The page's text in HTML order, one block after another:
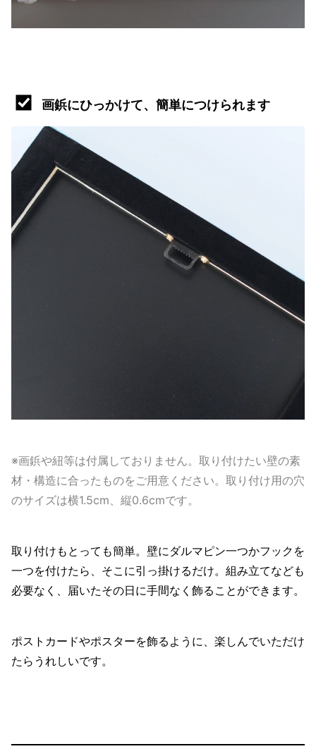
画鋲にひっかけて、簡単につけられます
※画鋲や紐等は付属しておりません。取り付けたい壁の素
材・構造に合ったものをご用意ください。取り付け用の穴
のサイズは横1.5cm、縦0.6cmです。
取り付けもとっても簡単。壁にダルマピン一つかフックを
一つを付けたら、そこに引っ掛けるだけ。組み立てなども
必要なく、届いたその日に手間なく飾ることができます。
ポストカードやポスターを飾るように、楽しんでいただけ
たらうれしいです。